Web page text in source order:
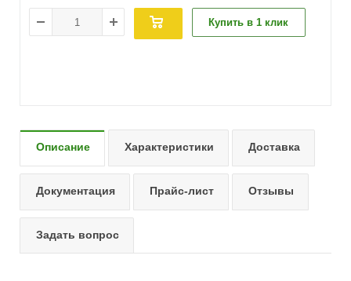
Купить в 1 клик
Описание Характеристики Доставка
Документация Прайс-лист Отзывы
Задать вопрос